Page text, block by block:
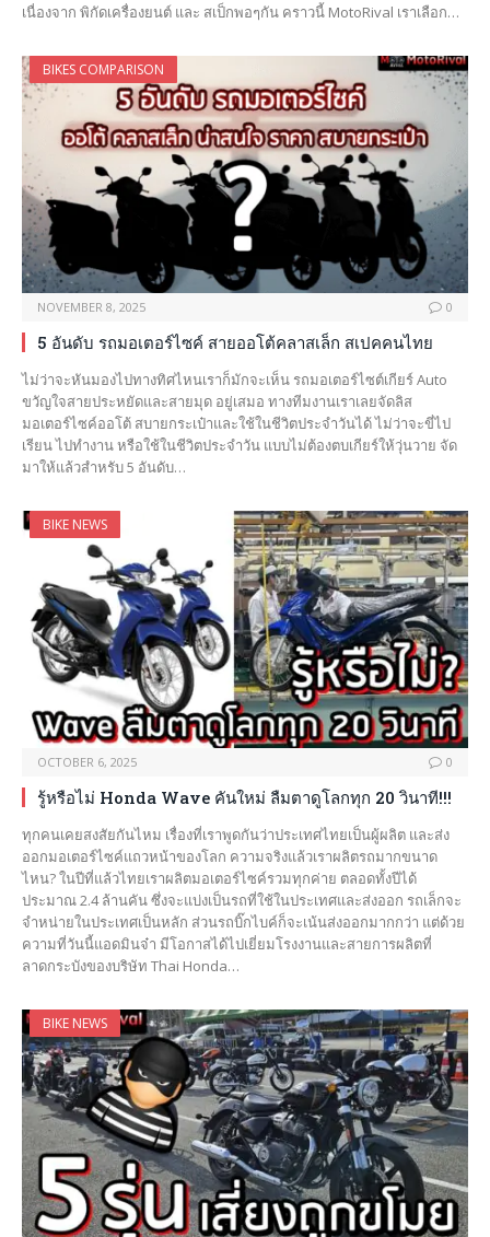
เนื่องจาก พิกัดเครื่องยนต์ และ สเป็กพอๆกัน คราวนี้ MotoRival เราเลือก…
BIKES COMPARISON
NOVEMBER 8, 2025 0
5 อันดับ รถมอเตอร์ไซค์ สายออโต้คลาสเล็ก สเปคคนไทย
ไม่ว่าจะหันมองไปทางทิศไหนเราก็มักจะเห็น รถมอเตอร์ไซต์เกียร์ Auto
ขวัญใจสายประหยัดและสายมุด อยู่เสมอ ทางทีมงานเราเลยจัดลิส
มอเตอร์ไซค์ออโต้ สบายกระเป๋าและใช้ในชีวิตประจำวันได้ ไม่ว่าจะขี่ไป
เรียน ไปทำงาน หรือใช้ในชีวิตประจำวัน แบบไม่ต้องตบเกียร์ให้วุ่นวาย จัด
มาให้แล้วสำหรับ 5 อันดับ…
BIKE NEWS
OCTOBER 6, 2025 0
รู้หรือไม่ Honda Wave คันใหม่ ลืมตาดูโลกทุก 20 วินาที!!!
ทุกคนเคยสงสัยกันไหม เรื่องที่เราพูดกันว่าประเทศไทยเป็นผู้ผลิต และส่ง
ออกมอเตอร์ไซค์แถวหน้าของโลก ความจริงแล้วเราผลิตรถมากขนาด
ไหน? ในปีที่แล้วไทยเราผลิตมอเตอร์ไซค์รวมทุกค่าย ตลอดทั้งปีได้
ประมาณ 2.4 ล้านคัน ซึ่งจะแบ่งเป็นรถที่ใช้ในประเทศและส่งออก รถเล็กจะ
จำหน่ายในประเทศเป็นหลัก ส่วนรถบิ๊กไบค์ก็จะเน้นส่งออกมากกว่า แต่ด้วย
ความที่วันนี้แอดมินจ๋า มีโอกาสได้ไปเยี่ยมโรงงานและสายการผลิตที่
ลาดกระบังของบริษัท Thai Honda…
BIKE NEWS